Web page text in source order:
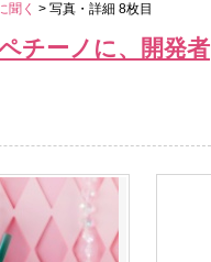
聞く > 写真・詳細 8枚目
チーノに、開発者